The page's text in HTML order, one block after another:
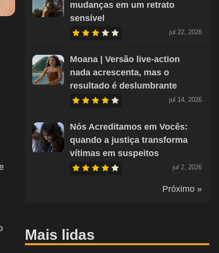
mudanças em um retrato
sensível
jul 22, 2026
Moana | Versão live-action
nada acrescenta, mas o
resultado é deslumbrante
jul 14, 2026
Nós Acreditamos em Vocês:
quando a justiça transforma
vítimas em suspeitos
jul 2, 2026
Próximo »
Mais lidas